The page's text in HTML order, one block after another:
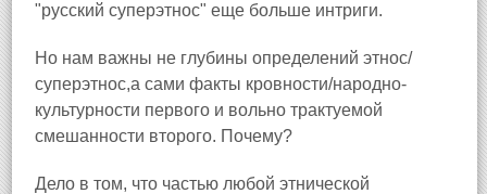
"русский суперэтнос" еще больше интриги.
Но нам важны не глубины определений этнос/
суперэтнос,а сами факты кровности/народно-
культурности первого и вольно трактуемой
смешанности второго. Почему?
Дело в том, что частью любой этнической